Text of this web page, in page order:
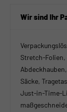
Wir sind Ihr
Stretch-
Säcke,
Just-in-Time-